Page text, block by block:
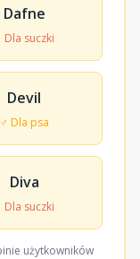
Dafne
Dla suczki
Devil
♂ Dla psa
Diva
Dla suczki
użytkowników